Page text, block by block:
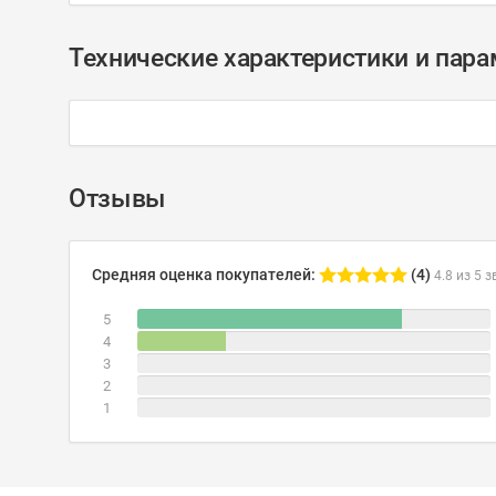
Технические характеристики и
Отзывы
Средняя оценка покупателей: (4) 4.8 из 5
5
4
3
2
1